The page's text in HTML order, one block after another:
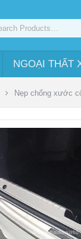
NGOẠI THẤT
Nẹp chống xước